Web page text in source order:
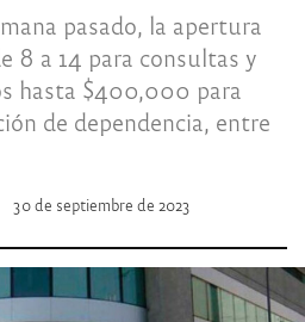
pasado, la apertura
8 a 14 para consultas y
hasta $400,000 para
de dependencia, entre
30 de septiembre de 2023